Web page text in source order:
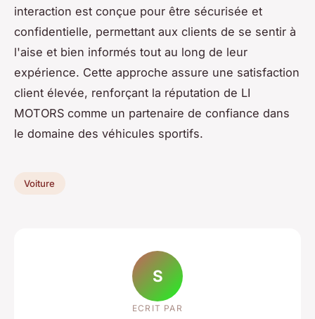
interaction est conçue pour être sécurisée et
confidentielle, permettant aux clients de se sentir à
l'aise et bien informés tout au long de leur
expérience. Cette approche assure une satisfaction
client élevée, renforçant la réputation de LI
MOTORS comme un partenaire de confiance dans
le domaine des véhicules sportifs.
Voiture
S
ECRIT PAR